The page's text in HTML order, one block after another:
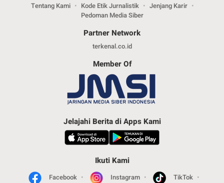
Tentang Kami Kode Etik Jurnalistik
Jenjang Karir
Pedoman Media Siber
Partner Network
terkenal.co.id
Member Of
Jelajahi Berita di Apps Kami
Ikuti Kami
Facebook Instagram
TikTok